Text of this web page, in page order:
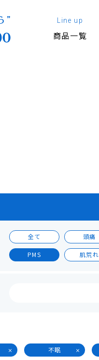
Line up
商品一覧
全て 頭痛
PMS 肌荒れ
不眠